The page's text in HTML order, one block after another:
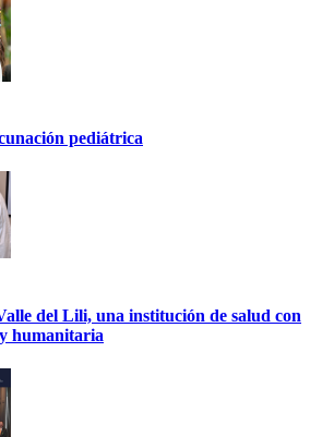
pediátrica
del Lili, una institución de salud con
humanitaria